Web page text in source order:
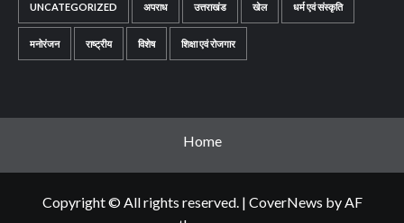
UNCATEGORIZED अपराध उत्तराखंड खेल धर्म एवं संस्कृति
मनोरंजन राष्ट्रीय विशेष शिक्षा एवं रोजगार
Home
Copyright © All rights reserved. | CoverNews by AF